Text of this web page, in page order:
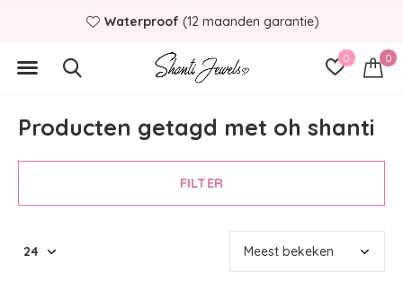
0 0
Waterproof (12 maanden garantie)
Producten getagd met oh shanti
FILTER